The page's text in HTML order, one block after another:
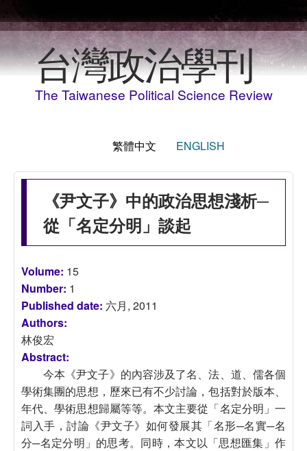
台灣政治學刊
The Taiwanese Political Science Review
繁體中文 ENGLISH
《尹文子》中的政治思想淺析─
從「名定分明」談起
Volume: 15
Number: 1
Published date: 六月, 2011
Authors:
林俊宏
Abstract:
今本《尹文子》的內容涉及了名、法、道、儒各個
學術集團的思想，歷來已有不少討論，包括對於版本、
年代、學術思想歸屬等等。本文主要從「名定分明」一
詞入手，討論《尹文子》如何發展其「名形─名實─名
分─名定分明」的思考。同時，本文以「思想匯集」作